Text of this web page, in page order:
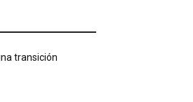
transición